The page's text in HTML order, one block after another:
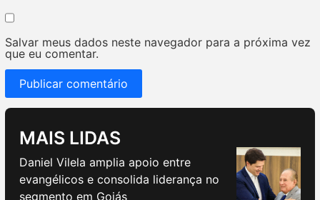
Salvar meus dados neste navegador para a próxima vez
que eu comentar.
MAIS LIDAS
Daniel Vilela amplia apoio entre
evangélicos e consolida liderança no
segmento em Goiás